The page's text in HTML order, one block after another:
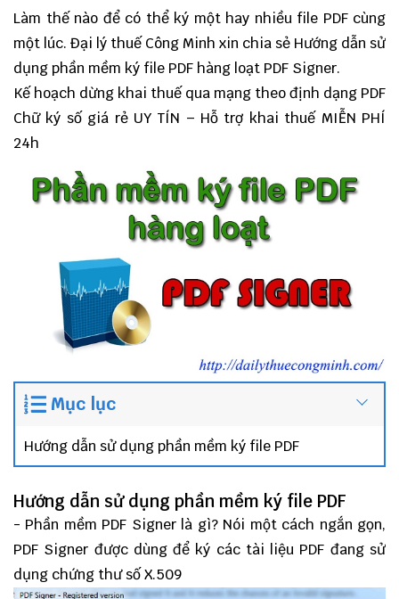
Làm thế nào để có thể ký một hay nhiều file PDF cùng
một lúc. Đại lý thuế Công Minh xin chia sẻ Hướng dẫn sử
dụng phần mềm ký file PDF hàng loạt PDF Signer.
Kế hoạch dừng khai thuế qua mạng theo định dạng PDF
Chữ ký số giá rẻ UY TÍN – Hỗ trợ khai thuế MIỄN PHÍ
24h
Mục lục
Hướng dẫn sử dụng phần mềm ký file PDF
Hướng dẫn sử dụng phần mềm ký file PDF
- Phần mềm PDF Signer là gì? Nói một cách ngắn gọn,
PDF Signer được dùng để ký các tài liệu PDF đang sử
dụng chứng thư số X.509